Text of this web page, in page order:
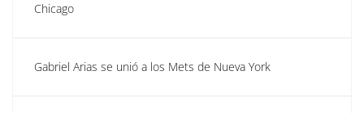
Chicago
Gabriel Arias se unió a los Mets de Nueva York